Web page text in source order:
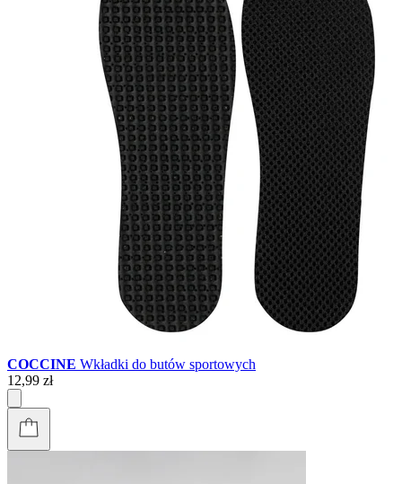
COCCINE Wkładki do butów sportowych
12,99 zł